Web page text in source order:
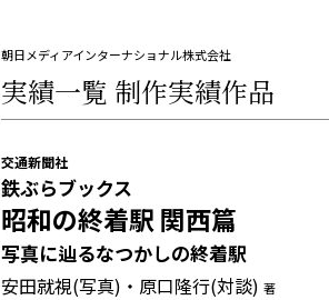
朝日メディアインターナショナル株式会社
実績一覧 制作実績作品
交通新聞社
鉄ぶらブックス
昭和の終着駅 関西篇
写真に辿るなつかしの終着駅
安田就視(写真)・原口隆行(対談) 著